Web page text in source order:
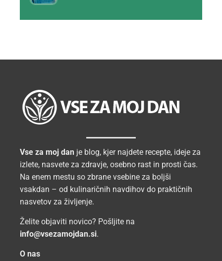
Vse za moj dan je blog, kjer najdete recepte, ideje za
izlete, nasvete za zdravje, osebno rast in prosti čas.
Na enem mestu so zbrane vsebine za boljši
vsakdan – od kulinaričnih navdihov do praktičnih
nasvetov za življenje.
Želite objaviti novico? Pošljite na
info@vsezamojdan.si.
O nas